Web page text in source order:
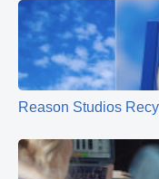
Reason Studios